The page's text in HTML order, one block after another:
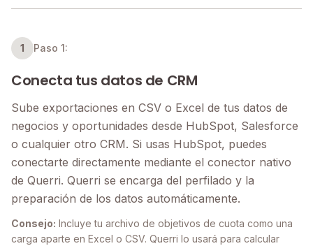
1 Paso 1:
Conecta tus datos de CRM
Sube exportaciones en CSV o Excel de tus datos de
negocios y oportunidades desde HubSpot, Salesforce
o cualquier otro CRM. Si usas HubSpot, puedes
conectarte directamente mediante el conector nativo
de Querri. Querri se encarga del perfilado y la
preparación de los datos automáticamente.
Consejo: Incluye tu archivo de objetivos de cuota como una
carga aparte en Excel o CSV. Querri lo usará para calcular